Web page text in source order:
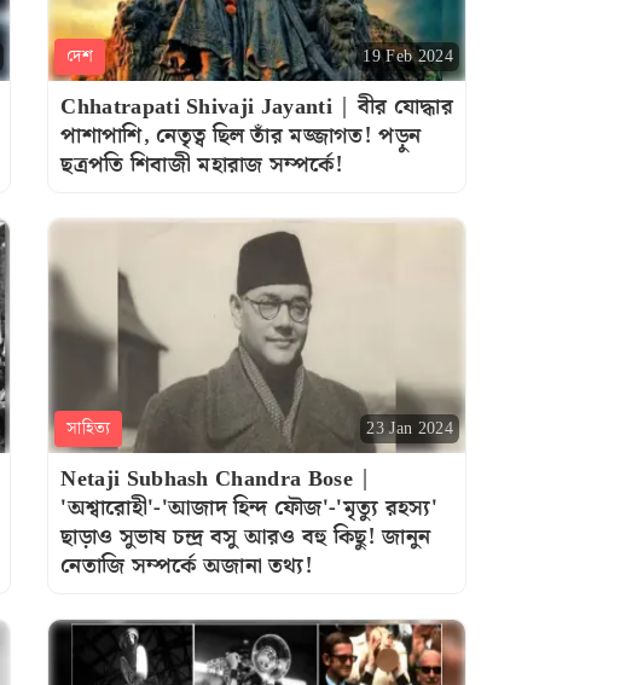
দেশ 19 Feb 2024
Chhatrapati Shivaji Jayanti | বীর যোদ্ধার
পাশাপাশি, নেতৃত্ব ছিল তাঁর মজ্জাগত! পড়ুন
ছত্রপতি শিবাজী মহারাজ সম্পৰ্কে!
সাহিত্য 23 Jan 2024
Netaji Subhash Chandra Bose |
'অশ্বারোহী'-'আজাদ হিন্দ ফৌজ'-'মৃত্যু রহস্য'
ছাড়াও সুভাষ চন্দ্র বসু আরও বহু কিছু! জানুন
নেতাজি সম্পর্কে অজানা তথ্য!